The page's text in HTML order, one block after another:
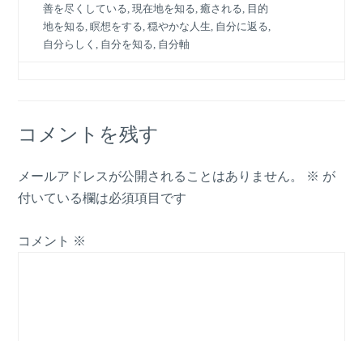
善を尽くしている ,現在地を知る ,癒される
目的
地を知る ,瞑想をする ,穏やかな人生 自分に返る
自分らしく
自分を知る 自分軸
コメントを残す
メールアドレスが公開されることはありません。 ※ が
付いている欄は必須項目です
コメント ※